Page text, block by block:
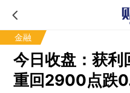
金融
今日收盘：获利
重回2900点跌